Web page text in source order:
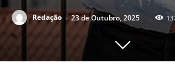
Redação - 23 de Outubro, 2025